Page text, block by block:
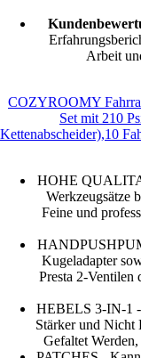
Arbeit
COZYROOMY
Set mit 210
Kettenabscheider),10
HOHE
Werkzeugsätze
Feine und
Kugeladapter
Presta 2-Ventilen
HEBELS 3-IN-1 -
Stärker und Nicht
Gefaltet